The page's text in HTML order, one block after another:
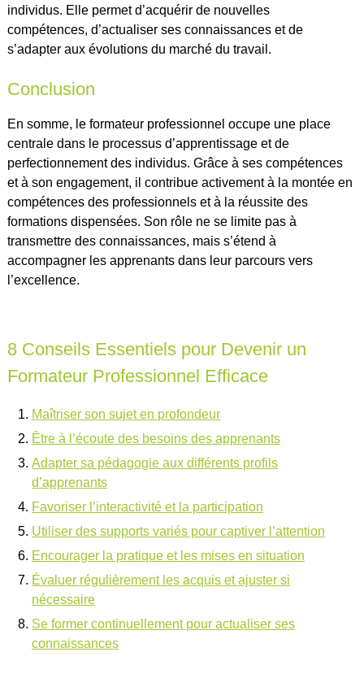
individus. Elle permet d’acquérir de nouvelles
compétences, d’actualiser ses connaissances et de
s’adapter aux évolutions du marché du travail.
Conclusion
En somme, le formateur professionnel occupe une place
centrale dans le processus d’apprentissage et de
perfectionnement des individus. Grâce à ses compétences
et à son engagement, il contribue activement à la montée en
compétences des professionnels et à la réussite des
formations dispensées. Son rôle ne se limite pas à
transmettre des connaissances, mais s’étend à
accompagner les apprenants dans leur parcours vers
l’excellence.
8 Conseils Essentiels pour Devenir un
Formateur Professionnel Efficace
Maîtriser son sujet en profondeur
Être à l’écoute des besoins des apprenants
Adapter sa pédagogie aux différents profils
d’apprenants
Favoriser l’interactivité et la participation
Utiliser des supports variés pour captiver l’attention
Encourager la pratique et les mises en situation
Évaluer régulièrement les acquis et ajuster si
nécessaire
Se former continuellement pour actualiser ses
connaissances